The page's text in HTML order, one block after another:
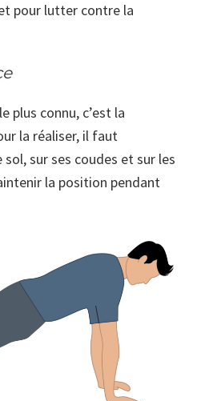
pour lutter contre la
plus connu, c’est la
la réaliser, il faut
sol, sur ses coudes et sur les
la position pendant